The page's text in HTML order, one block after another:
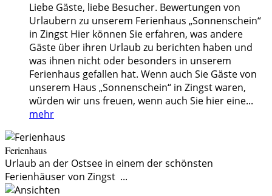
Liebe Gäste, liebe Besucher. Bewertungen von
Urlaubern zu unserem Ferienhaus „Sonnenschein“
in Zingst Hier können Sie erfahren, was andere
Gäste über ihren Urlaub zu berichten haben und
was ihnen nicht oder besonders in unserem
Ferienhaus gefallen hat. Wenn auch Sie Gäste von
unserem Haus „Sonnenschein“ in Zingst waren,
würden wir uns freuen, wenn auch Sie hier eine...
mehr
Ferienhaus
Urlaub an der Ostsee in einem der schönsten
Ferienhäuser von Zingst ...